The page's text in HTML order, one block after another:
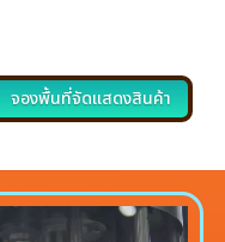
จองพื้นที่จัดแสดงสินค้า